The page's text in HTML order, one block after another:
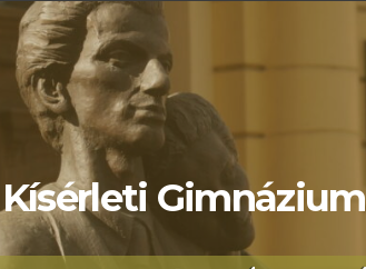
Gimnázium